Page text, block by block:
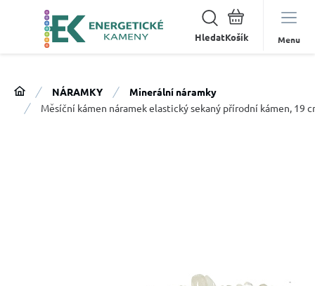
Hledat Menu
NÁRAMKY
Minerální náramky
Měsíční kámen náramek elastický sekaný přírodní kámen, 19